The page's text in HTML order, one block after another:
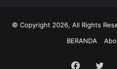
© Copyright 2026, All Rights
BERANDA